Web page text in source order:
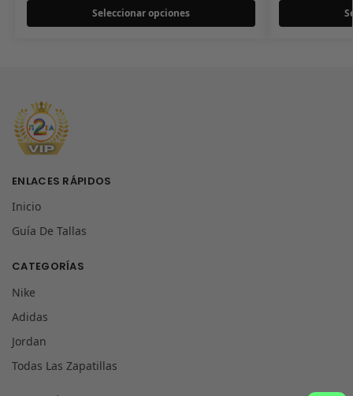
Seleccionar opciones
ENLACES RÁPIDOS
Inicio
Guía De Tallas
CATEGORÍAS
Nike
Adidas
Jordan
Todas Las Zapatillas